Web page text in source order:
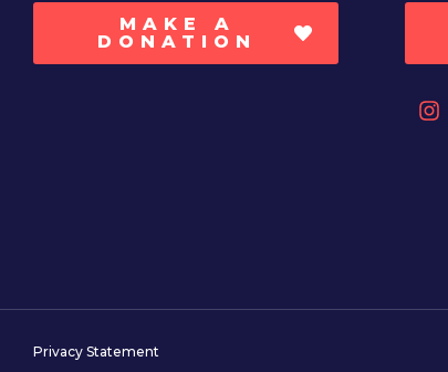
MAKE A
DONATION
Privacy Statement